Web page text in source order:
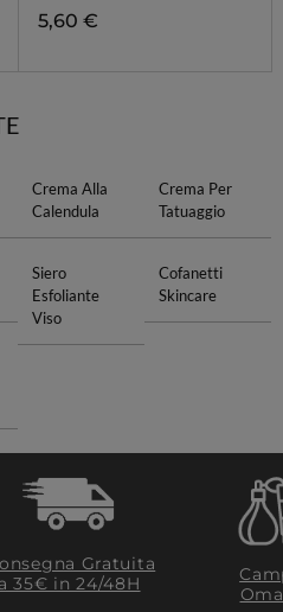
5,60 €
Crema Alla
Calendula
Crema Per
Tatuaggio
Siero
Esfoliante
Viso
Cofanetti
Skincare
Gratuita
35€​ in 24/48H